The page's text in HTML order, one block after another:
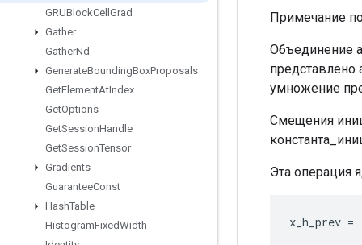
GRUBlockCell Grad
Gather
GatherNd
GenerateBoundingBoxProposals
GetElementAtIndex
GetOptions
GetSessionHandle
GetSessionTensor
Gradients
GuaranteeConst
HashTable
HistogramFixedWidth
Примечание
Объединение
представлено
умножение
Смещения
Эта операция
x_h_prev =